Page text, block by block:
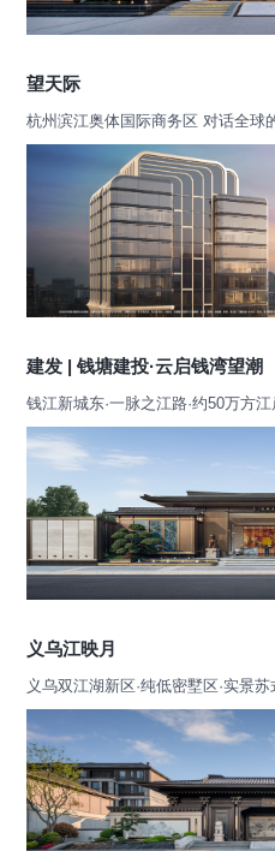
望天际
杭州滨江奥体国际商务区 对话全球
建发 | 钱塘建投·云启钱湾望潮
钱江新城东·一脉之江路·约50万方
义乌江映月
义乌双江湖新区·纯低密墅区·实景